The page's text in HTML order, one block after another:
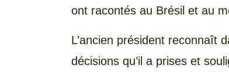
ont racontés au Brésil et au
L’ancien président reconnaît
décisions qu’il a prises et